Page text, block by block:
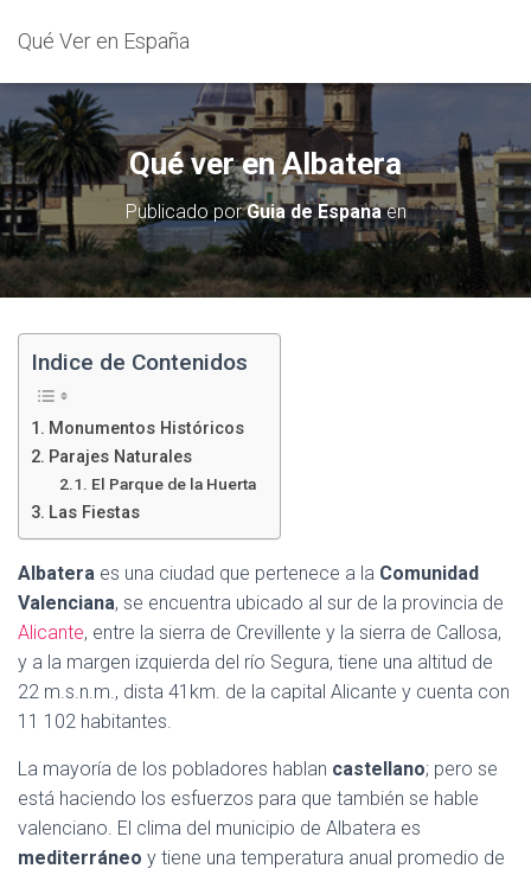
Qué Ver en España
Qué ver en Albatera
Publicado porGuia de Espanaen
Indice de Contenidos
Monumentos Históricos
Parajes Naturales
El Parque de la Huerta
Las Fiestas
Albatera es una ciudad que pertenece a la Comunidad
Valenciana, se encuentra ubicado al sur de la provincia de
Alicante, entre la sierra de Crevillente y la sierra de Callosa,
y a la margen izquierda del río Segura, tiene una altitud de
22 m.s.n.m., dista 41km. de la capital Alicante y cuenta con
11 102 habitantes.
La mayoría de los pobladores hablan castellano; pero se
está haciendo los esfuerzos para que también se hable
valenciano. El clima del municipio de Albatera es
mediterráneo y tiene una temperatura anual promedio de